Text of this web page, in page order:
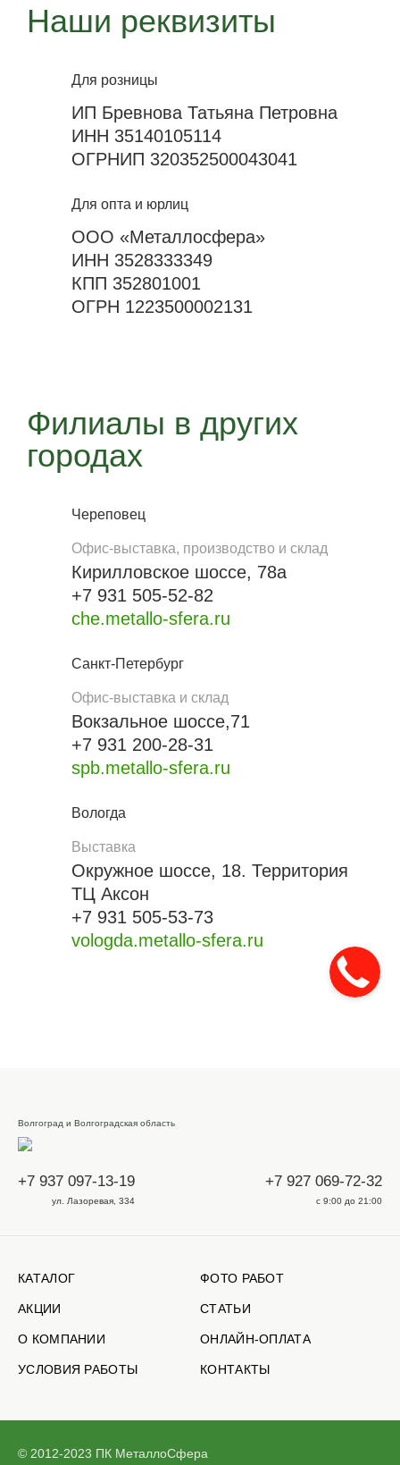
Наши реквизиты
Для розницы
ИП Бревнова Татьяна Петровна
ИНН 35140105114
ОГРНИП 320352500043041
Для опта и юрлиц
ООО «Металлосфера»
ИНН 3528333349
КПП 352801001
ОГРН 1223500002131
Филиалы в других
городах
Череповец
Офис-выставка, производство и склад
Кирилловское шоссе, 78а
+7 931 505-52-82
che.metallo-sfera.ru
Санкт-Петербург
Офис-выставка и склад
Вокзальное шоссе,71
+7 931 200-28-31
spb.metallo-sfera.ru
Вологда
Выставка
Окружное шоссе, 18. Территория
ТЦ Аксон
+7 931 505-53-73
vologda.metallo-sfera.ru
Волгоград и Волгоградская область
+7 937 097-13-19
ул. Лазоревая, 334
+7 927 069-72-32
с 9:00 до 21:00
КАТАЛОГ
АКЦИИ
О КОМПАНИИ
УСЛОВИЯ РАБОТЫ
ФОТО РАБОТ
СТАТЬИ
ОНЛАЙН-ОПЛАТА
КОНТАКТЫ
© 2012-2023 ПК МеталлоСфера